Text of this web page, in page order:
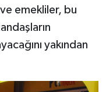
ve emekliler, bu
yakından